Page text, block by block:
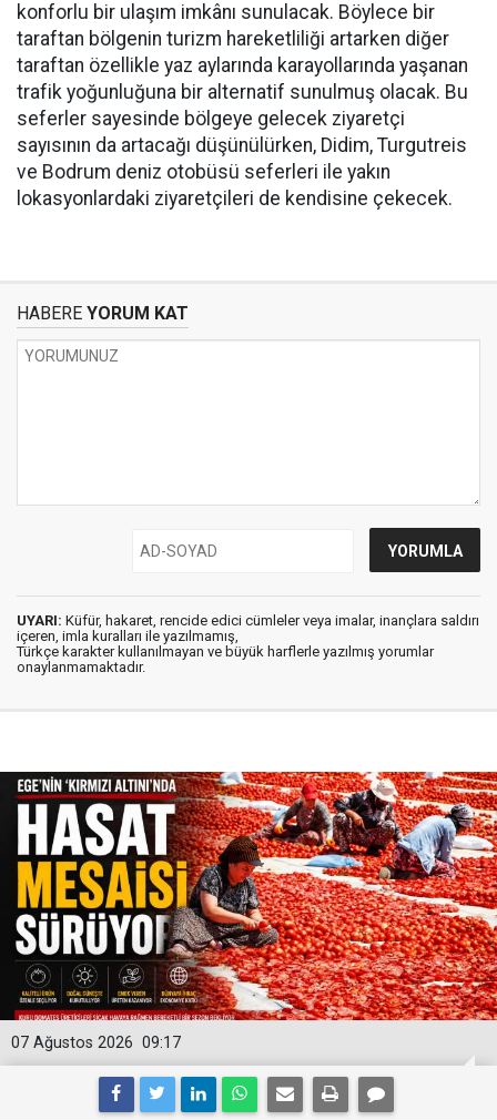
konforlu bir ulaşım imkânı sunulacak. Böylece bir
taraftan bölgenin turizm hareketliliği artarken diğer
taraftan özellikle yaz aylarında karayollarında yaşanan
trafik yoğunluğuna bir alternatif sunulmuş olacak. Bu
seferler sayesinde bölgeye gelecek ziyaretçi
sayısının da artacağı düşünülürken, Didim, Turgutreis
ve Bodrum deniz otobüsü seferleri ile yakın
lokasyonlardaki ziyaretçileri de kendisine çekecek.
HABERE YORUM KAT
UYARI: Küfür, hakaret, rencide edici cümleler veya imalar, inançlara saldırı
içeren, imla kuralları ile yazılmamış,
Türkçe karakter kullanılmayan ve büyük harflerle yazılmış yorumlar
onaylanmamaktadır.
09:17
07 Ağustos 2026